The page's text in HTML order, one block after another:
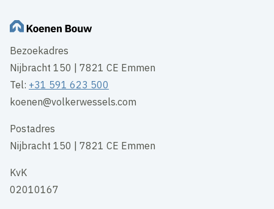
Bezoekadres
Nijbracht 150 | 7821 CE Emmen
Tel: +31 591 623 500
koenen@volkerwessels.com
Postadres
Nijbracht 150 | 7821 CE Emmen
KvK
02010167